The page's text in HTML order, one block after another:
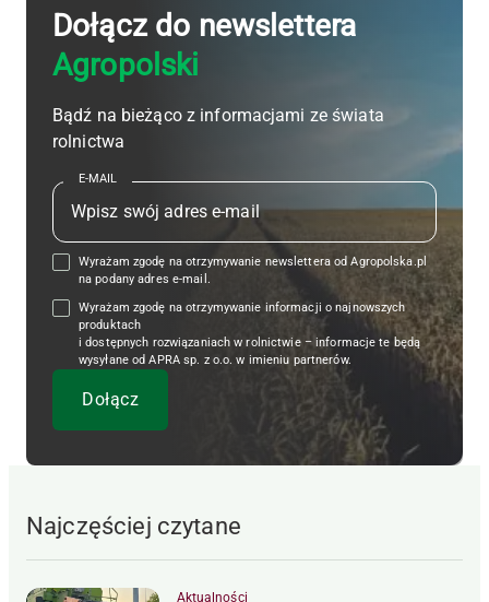
Dołącz do newslettera
Agropolski
Bądź na bieżąco z informacjami ze świata
rolnictwa
E-MAIL
Wyrażam zgodę na otrzymywanie newslettera od Agropolska.pl
na podany adres e-mail.
Wyrażam zgodę na otrzymywanie informacji o najnowszych
produktach
i dostępnych rozwiązaniach w rolnictwie – informacje te będą
wysyłane od APRA sp. z o.o. w imieniu partnerów.
Najczęściej czytane
Aktualności